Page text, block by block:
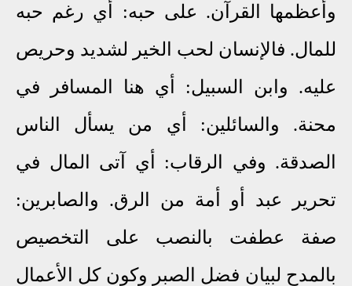
وأعظمها القرآن. على حبه: أي رغم حبه
للمال. فالإنسان لحب الخير لشديد وحريص
عليه. وابن السبيل: أي هنا المسافر في
محنة. والسائلين: أي من يسأل الناس
الصدقة. وفي الرقاب: أي آتى المال في
تحرير عبد أو أمة من الرق. والصابرين:
صفة عطفت بالنصب على التخصيص
بالمدح لبيان فضل الصبر وكون كل الأعمال